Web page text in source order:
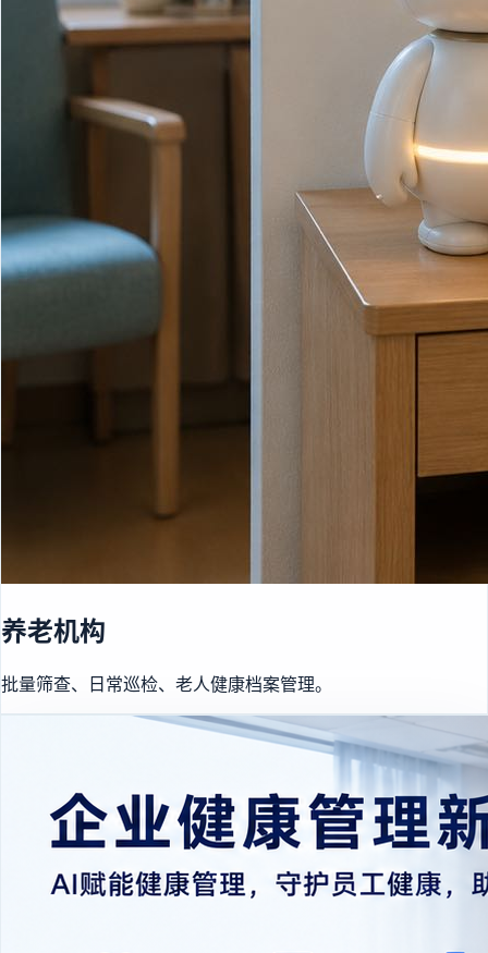
养老机构
批量筛查、日常巡检、老人健康档案管理。